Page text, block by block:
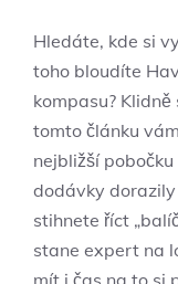
Hledáte, kde si
toho bloudíte
kompasu?
tomto článku
nejbližší
dodávky
stihnete říct
stane expert na
mít i čas na to si